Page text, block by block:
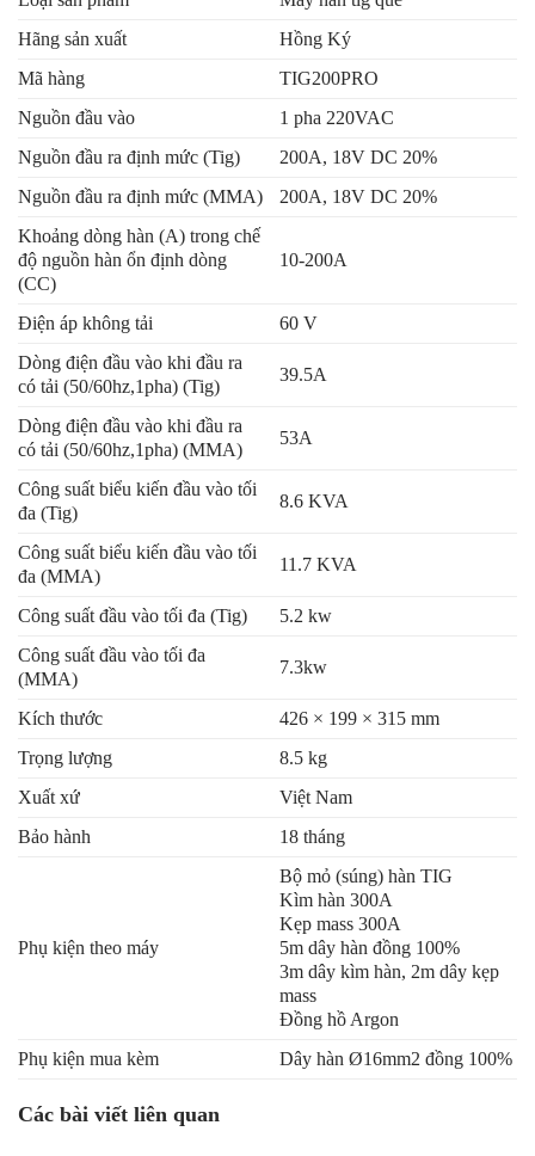
Hãng sản xuất
Hồng Ký
Mã hàng
TIG200PRO
Nguồn đầu vào
1 pha 220VAC
Nguồn đầu ra định mức (Tig)
200A, 18V DC 20%
Nguồn đầu ra định mức (MMA)
200A, 18V DC 20%
Khoảng dòng hàn (A) trong chế
độ nguồn hàn ổn định dòng
(CC)
10-200A
Điện áp không tải
60 V
Dòng điện đầu vào khi đầu ra
có tải (50/60hz,1pha) (Tig)
39.5A
Dòng điện đầu vào khi đầu ra
có tải (50/60hz,1pha) (MMA)
53A
Công suất biểu kiến đầu vào tối
đa (Tig)
8.6 KVA
Công suất biểu kiến đầu vào tối
đa (MMA)
11.7 KVA
Công suất đầu vào tối đa (Tig)
5.2 kw
Công suất đầu vào tối đa
(MMA)
7.3kw
Kích thước
426 × 199 × 315 mm
Trọng lượng
8.5 kg
Xuất xứ
Việt Nam
Bảo hành
18 tháng
Phụ kiện theo máy
Bộ mỏ (súng) hàn TIG
Kìm hàn 300A
Kẹp mass 300A
5m dây hàn đồng 100%
3m dây kìm hàn, 2m dây kẹp
mass
Đồng hồ Argon
Phụ kiện mua kèm
Dây hàn Ø16mm2 đồng 100%
Các bài viết liên quan